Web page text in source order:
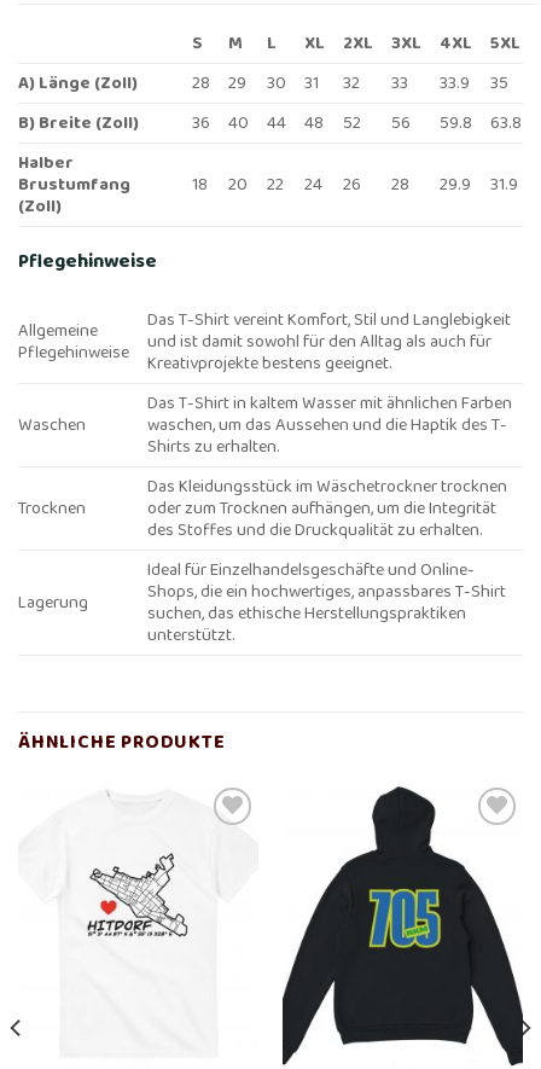
S M L XL 2XL 3XL 4XL
5XL
A) Länge (Zoll)
28 29 30 31 32 33 33.9
35
B) Breite (Zoll)
36 40 44 48 52 56 59.8
63.8
Halber
Brustumfang
(Zoll)
18 20 22 24 26 28 29.9 31.9
Pflegehinweise
Allgemeine
Pflegehinweise
Das T-Shirt vereint Komfort, Stil und Langlebigkeit
und ist damit sowohl für den Alltag als auch für
Kreativprojekte bestens geeignet.
Waschen
Das T-Shirt in kaltem Wasser mit ähnlichen Farben
waschen, um das Aussehen und die Haptik des T-
Shirts zu erhalten.
Trocknen
Das Kleidungsstück im Wäschetrockner trocknen
oder zum Trocknen aufhängen, um die Integrität
des Stoffes und die Druckqualität zu erhalten.
Lagerung
Ideal für Einzelhandelsgeschäfte und Online-
Shops, die ein hochwertiges, anpassbares T-Shirt
suchen, das ethische Herstellungspraktiken
unterstützt.
ÄHNLICHE PRODUKTE
Add to
wishlist